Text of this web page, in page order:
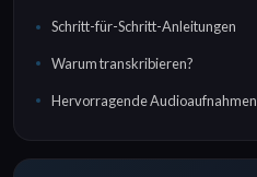
Schritt-für-Schritt-Anleitungen
Warum transkribieren?
Hervorragende Audioaufnahmen